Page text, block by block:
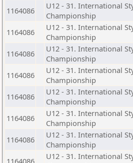
1164086
U12 - 31. International
Championship
1164086
U12 - 31. International
Championship
1164086
U12 - 31. International
Championship
1164086
U12 - 31. International
Championship
1164086
U12 - 31. International
Championship
1164086
U12 - 31. International
Championship
1164086
U12 - 31. International
Championship
1164086
U12 - 31. International